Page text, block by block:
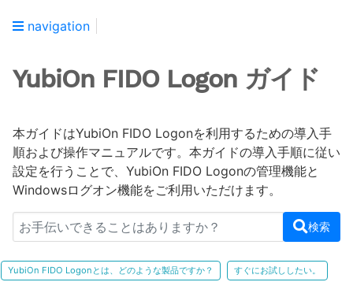
navigation
YubiOn FIDO Logon ガイド
本ガイドはYubiOn FIDO Logonを利用するための導入手
順および操作マニュアルです。本ガイドの導入手順に従い
設定を行うことで、YubiOn FIDO Logonの管理機能と
Windowsログオン機能をご利用いただけます。
検索
YubiOn FIDO Logonとは、どのような製品ですか？ すぐにお試ししたい。